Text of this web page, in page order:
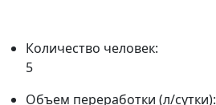
Количество человек:
5
Объем переработки (л/сутки):